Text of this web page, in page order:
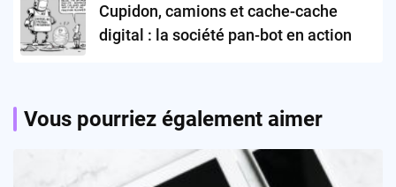
Cupidon, camions et cache-cache
digital : la société pan-bot en action
Vous pourriez également aimer